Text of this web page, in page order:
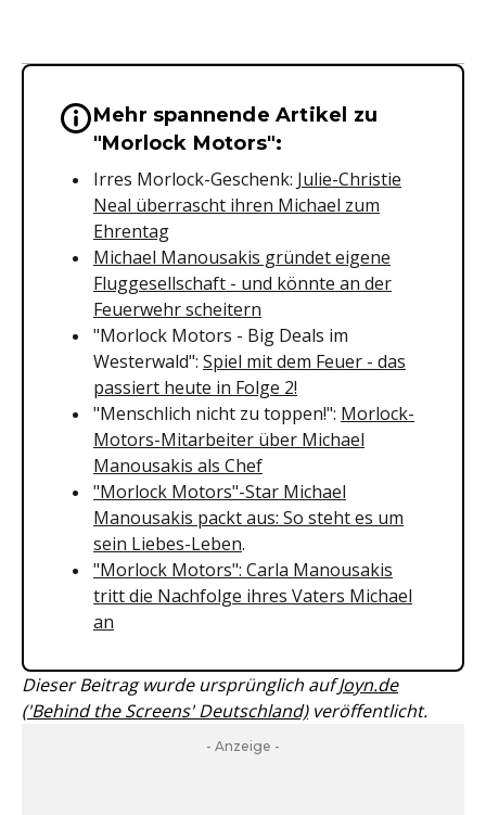
Wichtige Hinweise &
Mehr spannende Artikel zu
"Morlock Motors":
Irres Morlock-Geschenk: Julie-Christie
Neal überrascht ihren Michael zum
Ehrentag
Michael Manousakis gründet eigene
Fluggesellschaft - und könnte an der
Feuerwehr scheitern
"Morlock Motors - Big Deals im
Westerwald": Spiel mit dem Feuer - das
passiert heute in Folge 2!
"Menschlich nicht zu toppen!": Morlock-
Motors-Mitarbeiter über Michael
Manousakis als Chef
"Morlock Motors"-Star Michael
Manousakis packt aus: So steht es um
sein Liebes-Leben.
"Morlock Motors": Carla Manousakis
tritt die Nachfolge ihres Vaters Michael
an
Dieser Beitrag wurde ursprünglich aufJoyn.de
('Behind the Screens' Deutschland)veröffentlicht.
- Anzeige -